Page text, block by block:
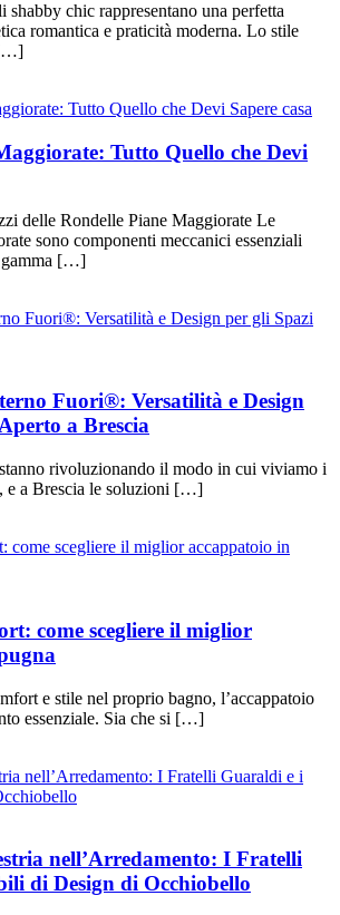
chic rappresentano una perfetta
romantica e praticità moderna. Lo stile
[…]
casa
Tutto Quello che Devi
delle Rondelle Piane Maggiorate Le
sono componenti meccanici essenziali
gamma […]
Fuori®: Versatilità e Design
a Brescia
rivoluzionando il modo in cui viviamo i
e a Brescia le soluzioni […]
come scegliere il miglior
e stile nel proprio bagno, l’accappatoio
essenziale. Sia che si […]
nell’Arredamento: I Fratelli
di Design di Occhiobello